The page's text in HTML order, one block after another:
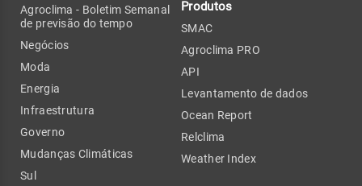
Agroclima - Boletim Semanal
de previsão do tempo
Negócios
Moda
Energia
Infraestrutura
Governo
Mudanças Climáticas
Sul
Produtos
SMAC
Agroclima PRO
API
Levantamento de dados
Ocean Report
Relclima
Weather Index